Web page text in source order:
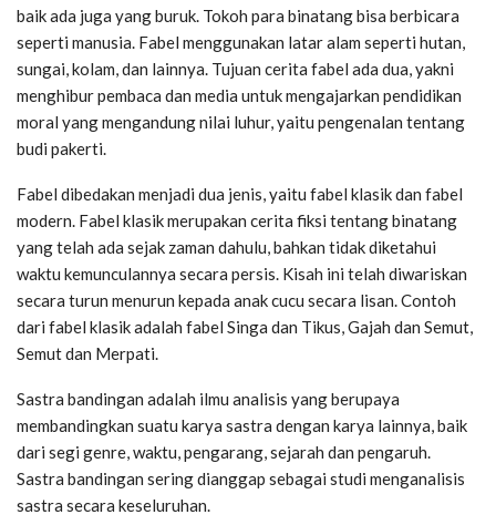
baik ada juga yang buruk. Tokoh para binatang bisa berbicara
seperti manusia. Fabel menggunakan latar alam seperti hutan,
sungai, kolam, dan lainnya. Tujuan cerita fabel ada dua, yakni
menghibur pembaca dan media untuk mengajarkan pendidikan
moral yang mengandung nilai luhur, yaitu pengenalan tentang
budi pakerti.
Fabel dibedakan menjadi dua jenis, yaitu fabel klasik dan fabel
modern. Fabel klasik merupakan cerita fiksi tentang binatang
yang telah ada sejak zaman dahulu, bahkan tidak diketahui
waktu kemunculannya secara persis. Kisah ini telah diwariskan
secara turun menurun kepada anak cucu secara lisan. Contoh
dari fabel klasik adalah fabel Singa dan Tikus, Gajah dan Semut,
Semut dan Merpati.
Sastra bandingan adalah ilmu analisis yang berupaya
membandingkan suatu karya sastra dengan karya lainnya, baik
dari segi genre, waktu, pengarang, sejarah dan pengaruh.
Sastra bandingan sering dianggap sebagai studi menganalisis
sastra secara keseluruhan.